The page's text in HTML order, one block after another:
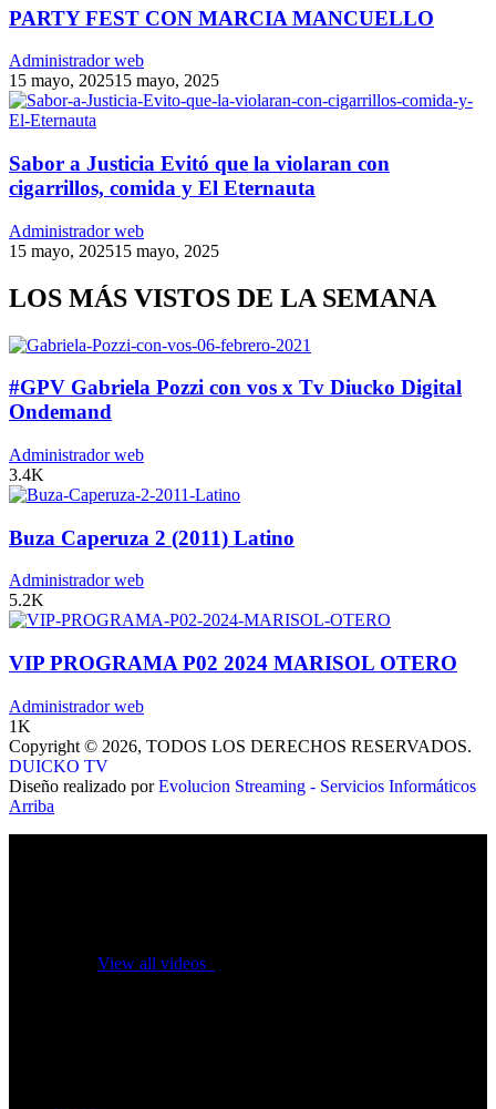
PARTY FEST CON MARCIA MANCUELLO
Administrador web
15 mayo, 202515 mayo, 2025
Sabor a Justicia Evitó que la violaran con
cigarrillos, comida y El Eternauta
Administrador web
15 mayo, 202515 mayo, 2025
LOS MÁS VISTOS DE LA SEMANA
#GPV Gabriela Pozzi con vos x Tv Diucko Digital
Ondemand
Administrador web
3.4K
Buza Caperuza 2 (2011) Latino
Administrador web
5.2K
VIP PROGRAMA P02 2024 MARISOL OTERO
Administrador web
1K
Copyright © 2026, TODOS LOS DERECHOS RESERVADOS.
DUICKO TV
Diseño realizado porEvolucion Streaming - Servicios Informáticos
Arriba
View all videos